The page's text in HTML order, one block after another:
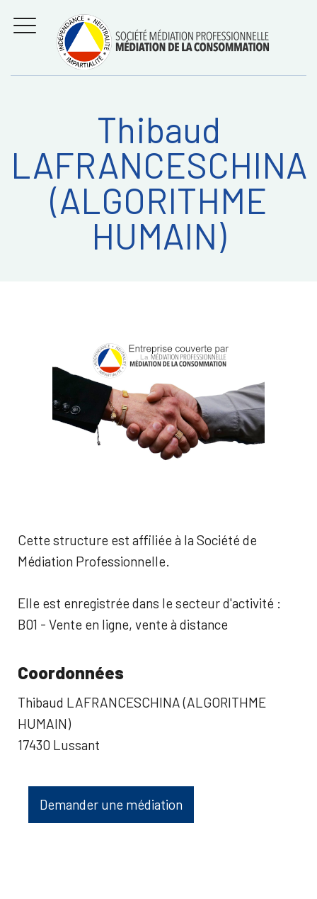
Régler les litiges
entre
consommateurs et
professionnels avec
la médiation de la
consommation
MENU
sur:
Thibaud
LAFRANCESCHINA
(ALGORITHME
HUMAIN)
Cette structure est affiliée à la Société de
Médiation Professionnelle.
Elle est enregistrée dans le secteur d'activité :
B01 - Vente en ligne, vente à distance
Coordonnées
Thibaud LAFRANCESCHINA (ALGORITHME
HUMAIN)
17430 Lussant
Demander une médiation